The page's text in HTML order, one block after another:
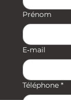
Prénom
E‑mail
Téléphone *